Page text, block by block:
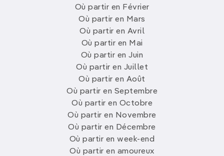
Où partir en Février
Où partir en Mars
Où partir en Avril
Où partir en Mai
Où partir en Juin
Où partir en Juillet
Où partir en Août
Où partir en Septembre
Où partir en Octobre
Où partir en Novembre
Où partir en Décembre
Où partir en week-end
Où partir en amoureux